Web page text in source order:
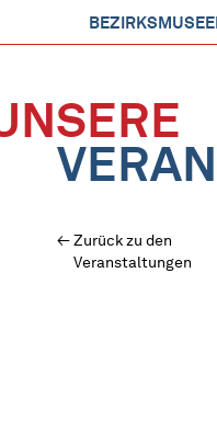
Zurück zu den
Veranstaltungen